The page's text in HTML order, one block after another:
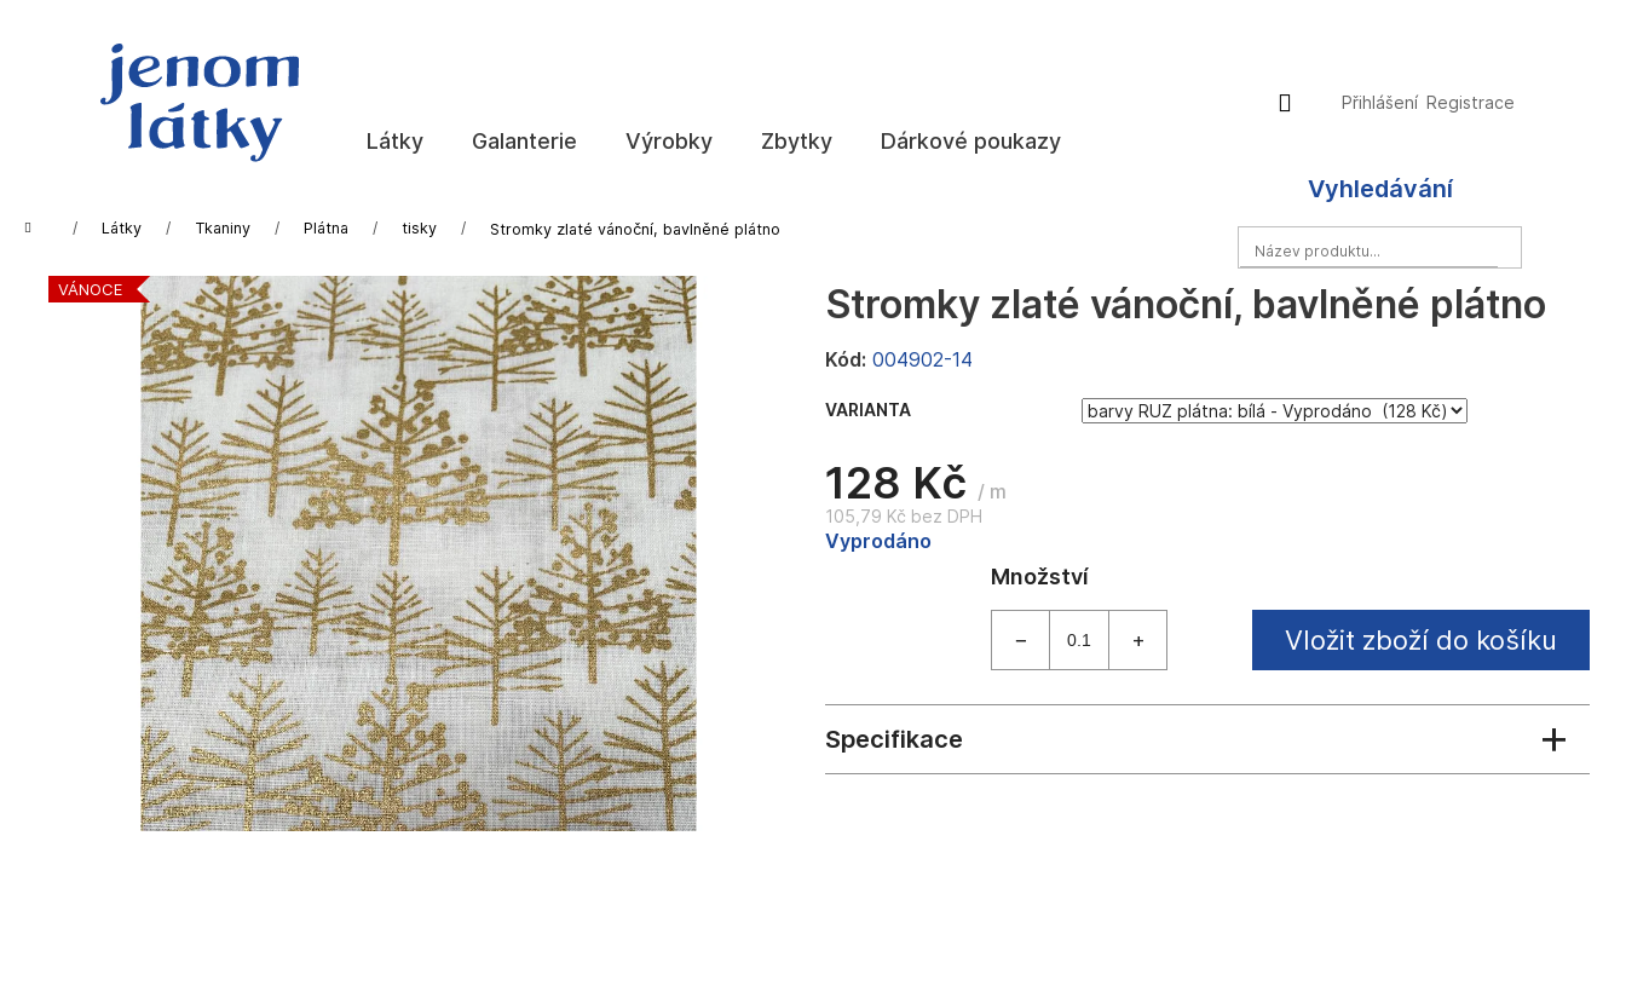
Látky Galanterie Výrobky Zbytky Dárkové poukazy
Přihlášení
Přihlášení Registrace
Vyhledávání
Domů Látky Tkaniny Plátna tisky Stromky zlaté vánoční, bavlněné plátno
Stromky zlaté vánoční, bavlněné plátno
Kód: 004902-14
VARIANTA
128 Kč / m
105,79 Kč bez DPH
Měrná
Vyprodáno
Vložit zboží do košíku
VÁNOCE
Zpět
Zpět
Co potřebujete najít?
Doporučujeme